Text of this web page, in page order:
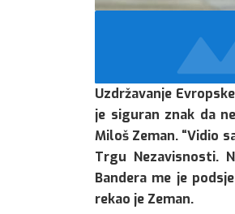
Uzdržavanje
je siguran znak da
Miloš Zeman. “Vidio
Trgu Nezavisnosti.
Bandera me je
rekao je Zeman.